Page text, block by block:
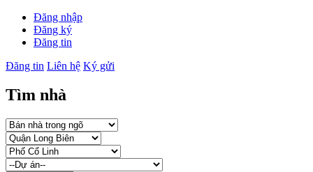
Đăng nhập
Đăng ký
Đăng tin
Đăng tin Liên hệ Ký gửi
Tìm nhà